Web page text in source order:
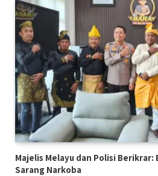
Majelis Melayu dan Polisi Berikrar:
Sarang Narkoba